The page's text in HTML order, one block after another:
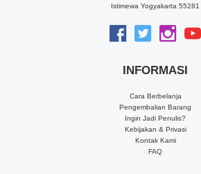
Istimewa Yogyakarta 55281
INFORMASI
Cara Berbelanja
Pengembalian Barang
Ingin Jadi Penulis?
Kebijakan & Privasi
Kontak Kami
FAQ